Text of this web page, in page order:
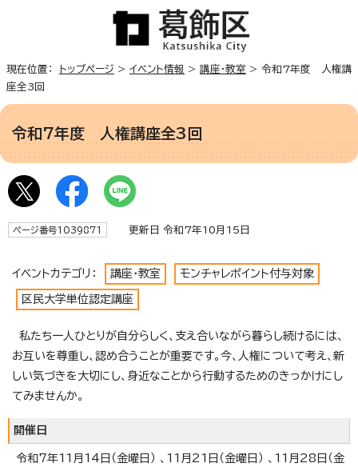
現在位置： トップページ > イベント情報 > 講座・教室 > 令和7年度 人権講
座全3回
令和7年度 人権講座全3回
ページ番号1039871 更新日 令和7年10月15日
イベントカテゴリ： 講座・教室 モンチャレポイント付与対象
区民大学単位認定講座
私たち一人ひとりが自分らしく、支え合いながら暮らし続けるには、
お互いを尊重し、認め合うことが重要です。今、人権について考え、新
しい気づきを大切にし、身近なことから行動するためのきっかけにし
てみませんか。
開催日
令和7年11月14日（金曜日） 、11月21日（金曜日） 、11月28日（金